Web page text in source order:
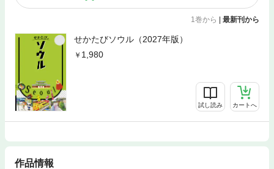
1巻から 最新刊から
せかたびソウル（2027年版）
1,980
試し読み カートへ
作品情報